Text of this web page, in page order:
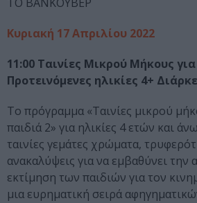
Κυριακή 17 Απριλίου 2022
11:00 Ταινίες Μικρού Μήκους
Προτεινόμενες ηλικίες 4+
Το πρόγραμμα «Ταινίες μικρού
παιδιά 2» για ηλικίες 4 ετών και
ταινίες γεμάτες χρώματα,
ανακαλύψεις για να εμβαθύνει την
εκτίμηση των παιδιών για τον
μια ευρηματική σειρά